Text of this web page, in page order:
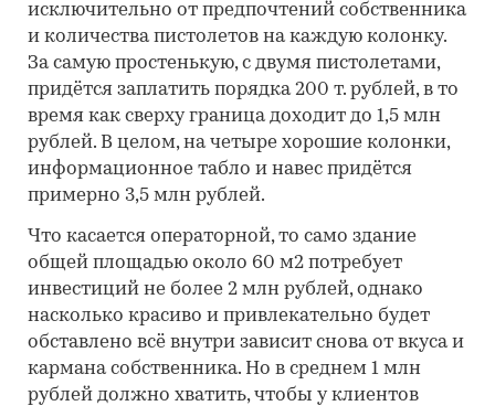
исключительно от предпочтений собственника
и количества пистолетов на каждую колонку.
За самую простенькую, с двумя пистолетами,
придётся заплатить порядка 200 т. рублей, в то
время как сверху граница доходит до 1,5 млн
рублей. В целом, на четыре хорошие колонки,
информационное табло и навес придётся
примерно 3,5 млн рублей.
Что касается операторной, то само здание
общей площадью около 60 м2 потребует
инвестиций не более 2 млн рублей, однако
насколько красиво и привлекательно будет
обставлено всё внутри зависит снова от вкуса и
кармана собственника. Но в среднем 1 млн
рублей должно хватить, чтобы у клиентов